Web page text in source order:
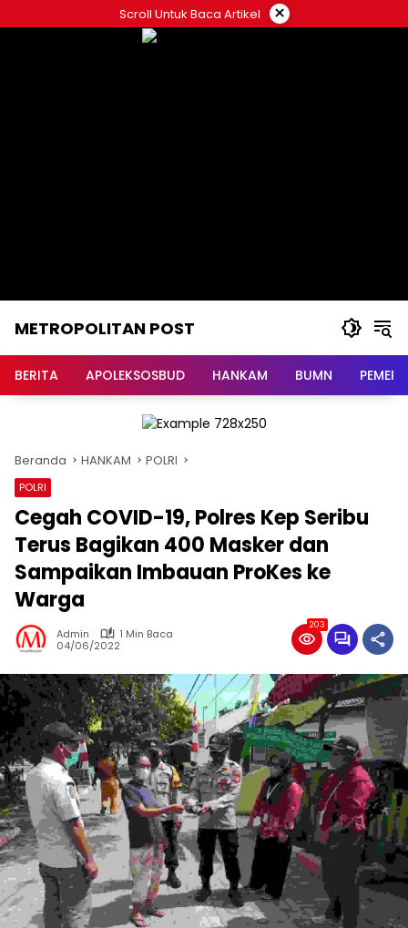
ke
Scroll Untuk Baca Artikel ×
METROPOLITAN POST
BERITA APOLEKSOSBUD HANKAM BUMN
Beranda HANKAM POLRI
POLRI
Cegah COVID-19, Polres Kep Seribu
Terus Bagikan 400 Masker dan
Sampaikan Imbauan ProKes ke
Warga
Admin
1 Min Baca
04/06/2022
203